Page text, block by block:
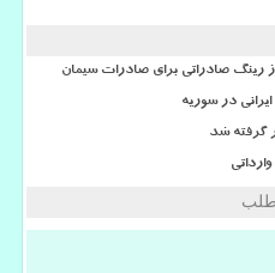
رینگ صادراتی برای صادرات سیمان
در سوریه
گرفته شد